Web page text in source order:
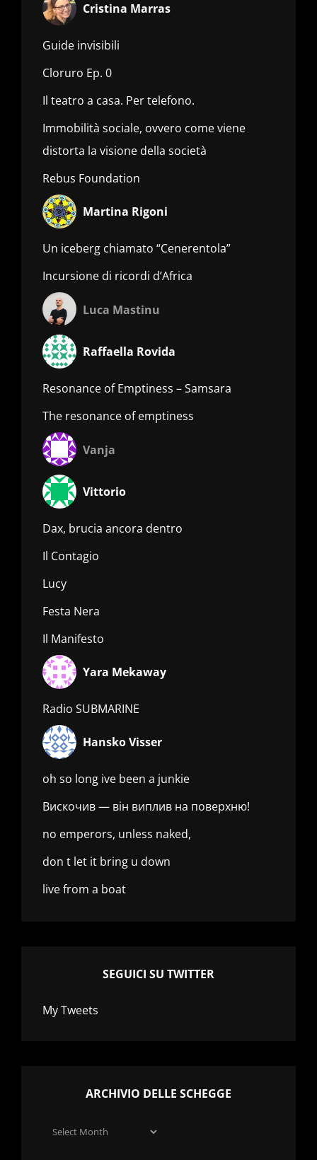
Cristina Marras
Guide invisibili
Cloruro Ep. 0
Il teatro a casa. Per telefono.
Immobilità sociale, ovvero come viene
distorta la visione della società
Rebus Foundation
Martina Rigoni
Un iceberg chiamato “Cenerentola”
Incursione di ricordi d’Africa
Luca Mastinu
Raffaella Rovida
Resonance of Emptiness – Samsara
The resonance of emptiness
Vanja
Vittorio
Dax, brucia ancora dentro
Il Contagio
Lucy
Festa Nera
Il Manifesto
Yara Mekaway
Radio SUBMARINE
Hansko Visser
oh so long ive been a junkie
Вискочив — він виплив на поверхню!
no emperors, unless naked,
don t let it bring u down
live from a boat
SEGUICI SU TWITTER
My Tweets
ARCHIVIO DELLE SCHEGGE
Archivio